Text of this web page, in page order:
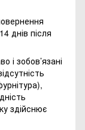
днів після
і зобов’язані
здійснює